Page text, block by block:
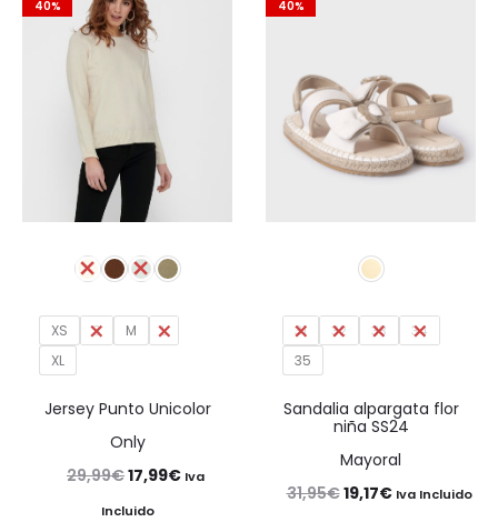
79,95€.
40%
XS S M
L
XL
Jersey Punto Unicolor
Only
29,99€El
precio
17,99€ElIva
Incluido
40%
31 32 33
34
35
Sandalia alpargata flor
niña SS24
Mayoral
31,95€El
19,17€ElIva Incluido